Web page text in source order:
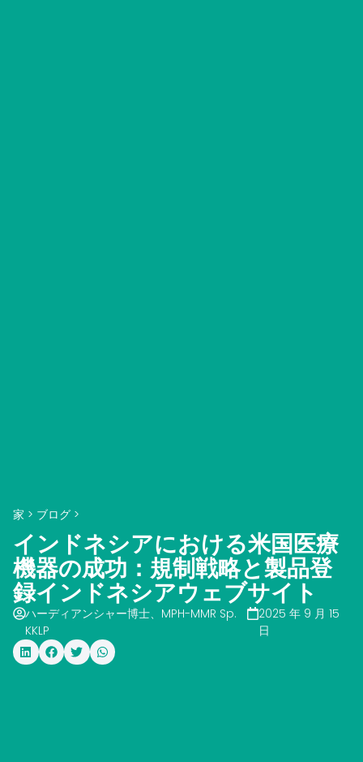
家 > ブログ >
インドネシアにおける米国医療
機器の成功：規制戦略と製品登
録インドネシアウェブサイト
ハーディアンシャー博士、MPH-MMR Sp.
KKLP
2025 年 9 月 15
日